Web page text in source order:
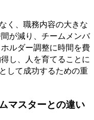
く、職務内容の大きな
が減り、チームメンバ
ルダー調整に時間を費
し、人を育てることに
して成功するための重
マスターとの違い